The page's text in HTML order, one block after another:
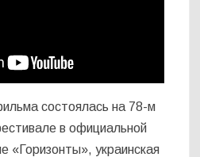
состоялась на 78-м
в официальной
«Горизонты», украинская